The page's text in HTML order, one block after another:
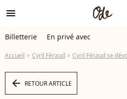
menu
Billetterie En privé avec
Accueil Cyril Féraud Cyril Féraud se dévoile pour de vrai :
arrow_left RETOUR ARTICLE